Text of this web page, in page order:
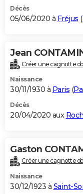
Décès
05/06/2020 à Fréjus (
Jean
Créer une cagnotte
Naissance
30/11/1930 à Paris (
Décès
20/04/2020 aux
Gaston
Créer une cagnotte
Naissance
30/12/1923 à Saint-